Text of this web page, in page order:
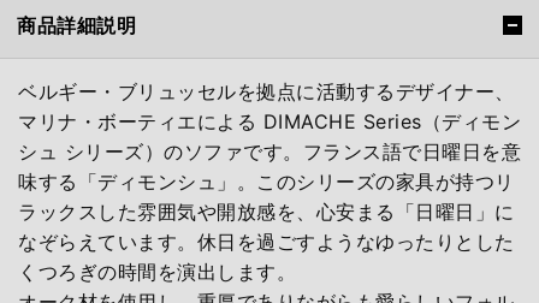
商品詳細説明
ベルギー・ブリュッセルを拠点に活動するデザイナー、
マリナ・ボーティエによる DIMACHE Series（ディモン
シュ シリーズ）のソファです。フランス語で日曜日を意
味する「ディモンシュ」。このシリーズの家具が持つリ
ラックスした雰囲気や開放感を、心安まる「日曜日」に
なぞらえています。休日を過ごすようなゆったりとした
くつろぎの時間を演出します。